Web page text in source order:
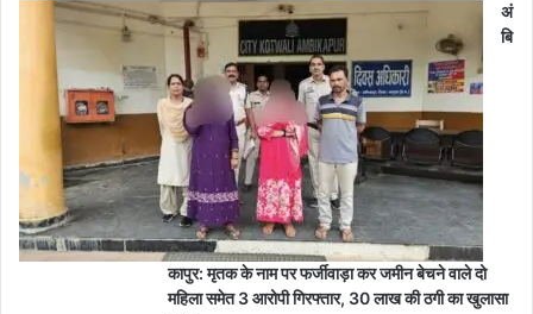
अं
बि
कापुर: मृतक के नाम पर फर्जीवाड़ा कर जमीन बेचने वाले दो
महिला समेत 3 आरोपी गिरफ्तार, 30 लाख की ठगी का खुलासा